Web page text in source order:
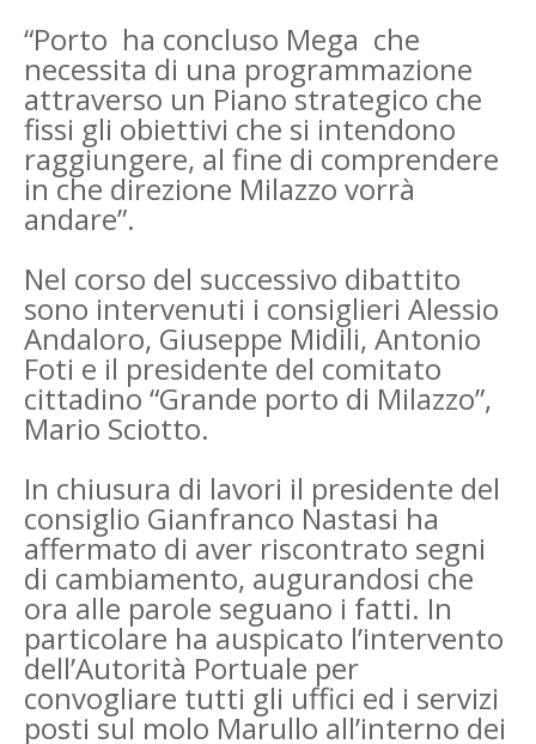
“Porto ­ ha concluso Mega ­ che
necessita di una programmazione
attraverso un Piano strategico che
fissi gli obiettivi che si intendono
raggiungere, al fine di comprendere
in che direzione Milazzo vorrà
andare”.
Nel corso del successivo dibattito
sono intervenuti i consiglieri Alessio
Andaloro, Giuseppe Midili, Antonio
Foti e il presidente del comitato
cittadino “Grande porto di Milazzo”,
Mario Sciotto.
In chiusura di lavori il presidente del
consiglio Gianfranco Nastasi ha
affermato di aver riscontrato segni
di cambiamento, augurandosi che
ora alle parole seguano i fatti. In
particolare ha auspicato l’intervento
dell’Autorità Portuale per
convogliare tutti gli uffici ed i servizi
posti sul molo Marullo all’interno dei